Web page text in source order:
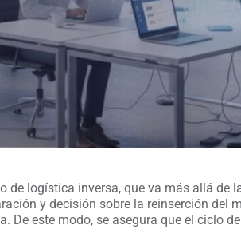
de logística inversa, que va más allá de
y decisión sobre la reinserción del
este modo, se asegura que el ciclo